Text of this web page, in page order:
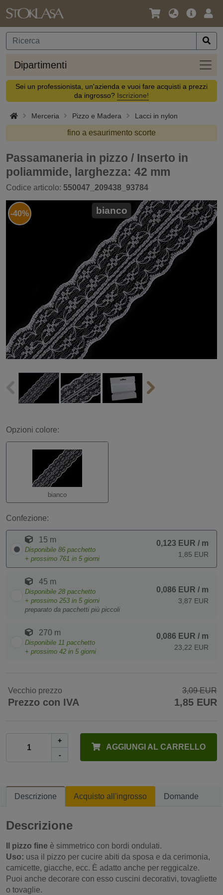
Lingua
Valuta
Offerta
Dipartimenti
Sei un professionista, un'azienda e vuoi fare acquisti a prezzi
da ingrosso? Iscrizione!
Merceria Pizzo e Madera Lacci in nylon
fino a esaurimento scorte
Passamaneria in pizzo / Inserto in
poliammide, larghezza: 42 mm
Codice articolo: 550047_209438_93784
-40% bianco
Opzioni colore:
bianco
Confezione:
15 m
Disponibile 86 pacchetto
+ prossimo 761 in 5 giorni
0,123 EUR / m
1,85 EUR
45 m
Disponibile 28 pacchetto
+ prossimo 253 in 5 giorni
preparato da pacchetti più piccoli
0,086 EUR / m
3,87 EUR
270 m
Disponibile 11 pacchetto
+ prossimo 42 in 5 giorni
0,086 EUR / m
23,22 EUR
Vecchio prezzo 3,09 EUR
Prezzo con IVA 1,85 EUR
+
-
AGGIUNGI AL CARRELLO
Descrizione Acquisto all'ingrosso Domande
Descrizione
Il pizzo fine è simmetrico con bordi ondulati.
Uso: usa il pizzo per cucire abiti da sposa e da cerimonia,
camicette, giacche, ecc. È adatto anche per reggicalze.
Puoi anche decorare con esso cuscini decorativi, tovagliette
o tovaglie.